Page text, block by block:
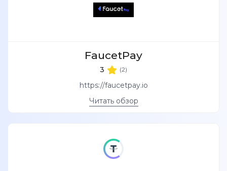
FaucetPay
3 (2)
https://faucetpay.io
Читать обзор